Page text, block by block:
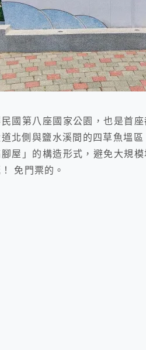
民國第八座國家公園，也是首
道北側與鹽水溪間的四草魚塭
腳屋」的構造形式，避免大規
免門票的。